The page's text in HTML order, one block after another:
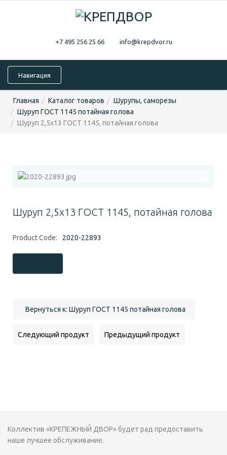
+7 495 256 25 66 info@krepdvor.ru
Навигация
Главная Каталог товаров
Шурупы, саморезы
Шуруп ГОСТ 1145 потайная голова
Шуруп 2,5х13 ГОСТ 1145, потайная голова
Шуруп 2,5х13 ГОСТ 1145, потайная голова
Product Code: 2020-22893
Вернуться к: Шуруп ГОСТ 1145 потайная голова
Следующий продукт Предыдущий продукт
Коллектив «КРЕПЕЖНЫЙ ДВОР» будет рад предоставить
наше лучшее обслуживание.